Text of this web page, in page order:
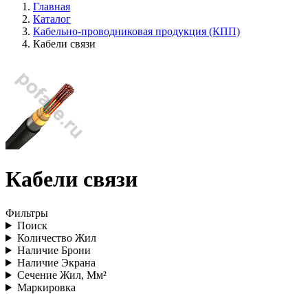
Главная
Каталог
Кабельно-проводниковая продукция (КПП)
Кабели связи
Кабели связи
Фильтры
Поиск
Количество Жил
Наличие Брони
Наличие Экрана
Сечение Жил, Мм²
Маркировка